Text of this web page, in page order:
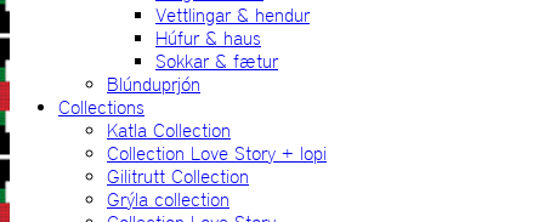
Vettlingar & hendur
Húfur & haus
Sokkar & fætur
Blúnduprjón
Collections
Katla Collection
Collection Love Story + lopi
Gilitrutt Collection
Grýla collection